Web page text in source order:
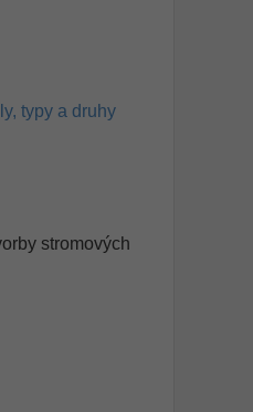
typy a druhy
stromových